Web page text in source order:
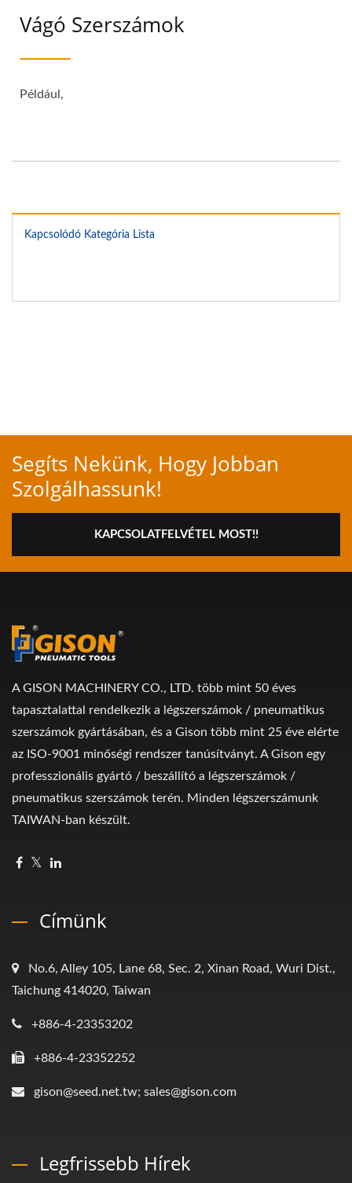
Vágó Szerszámok
Például,
Kapcsolódó Kategória Lista
Segíts Nekünk, Hogy Jobban
Szolgálhassunk!
KAPCSOLATFELVÉTEL MOST!!
A GISON MACHINERY CO., LTD. több mint 50 éves
tapasztalattal rendelkezik a légszerszámok / pneumatikus
szerszámok gyártásában, és a Gison több mint 25 éve elérte
az ISO-9001 minőségi rendszer tanúsítványt. A Gison egy
professzionális gyártó / beszállító a légszerszámok /
pneumatikus szerszámok terén. Minden légszerszámunk
TAIWAN-ban készült.
Címünk
No.6, Alley 105, Lane 68, Sec. 2, Xinan Road, Wuri Dist.,
Taichung 414020, Taiwan
+886-4-23353202
+886-4-23352252
gison@seed.net.tw; sales@gison.com
Legfrissebb Hírek